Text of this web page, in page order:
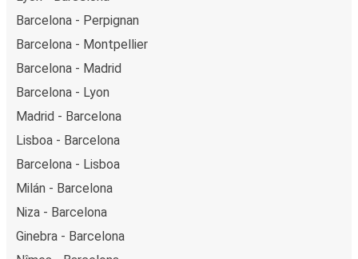
Barcelona - Perpignan
Barcelona - Montpellier
Barcelona - Madrid
Barcelona - Lyon
Madrid - Barcelona
Lisboa - Barcelona
Barcelona - Lisboa
Milán - Barcelona
Niza - Barcelona
Ginebra - Barcelona